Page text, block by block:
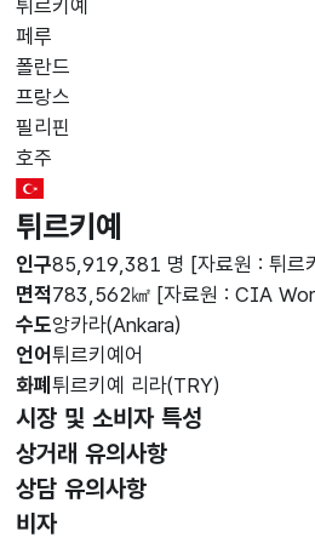
튀르키예
페루
폴란드
프랑스
필리핀
호주
Turkiye Flag
튀르키예
인구85,919,381 명 [자료원 : 튀
면적783,562㎢ [자료원 : CIA
수도앙카라(Ankara)
언어튀르키예어
화폐튀르키예 리라(TRY)
시장 및 소비자 특성
상거래 유의사항
상담 유의사항
비자